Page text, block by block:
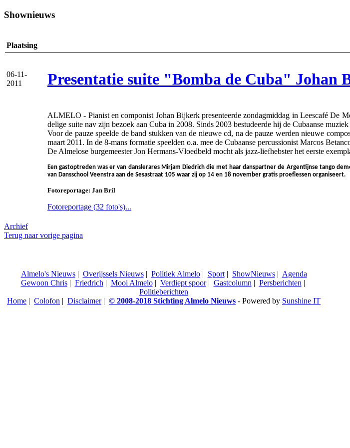
Shownieuws
Plaatsing
06-11-
2011
Presentatie suite "Bomba de Cuba" Johan
ALMELO - Pianist en componist Johan Bijkerk presenteerde zondagmiddag in Leescafé De
delige suite nav zijn bezoek aan Cuba in 2008. Sinds 2003 bestudeerde hij de Cubaanse
Voor de pauze speelde de band stukken van de nieuwe cd, na de pauze werden nieuwe
maart 2011. In de 8-mans formatie speelden o.a. mee de Cubaanse percussionist Marcos
De Almelose burgemeester Jon Hermans-Vloedbeld mocht als jazz-liefhebster het eerste
Een gastoptreden was er van danslerares Mirjam Diedrich die met haar danspartner de Argentijnse tango
van Dansschool Veenstra aan de Sesastraat 105 waar zij op 14 en 18 november gratis proeflessen organiseert.
Fotoreportage: Jan Bril
Fotoreportage (32 foto's)...
Archief
Terug naar vorige pagina
Almelo's Nieuws| Overijssels Nieuws| Politiek Almelo| Sport| ShowNieuws| Agenda
Gewoon Chris| Friedrich| Mooi Almelo| Verdiept spoor| Gastcolumn| Persberichten|
Politieberichten
Home | Colofon | Disclaimer| © 2008-2018 Stichting Almelo Nieuws - Powered by Sunshine IT